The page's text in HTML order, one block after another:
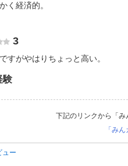
く経済的。
3
すがやはりちょっと高い。
験
下記のリンクから「み
「み
ュー